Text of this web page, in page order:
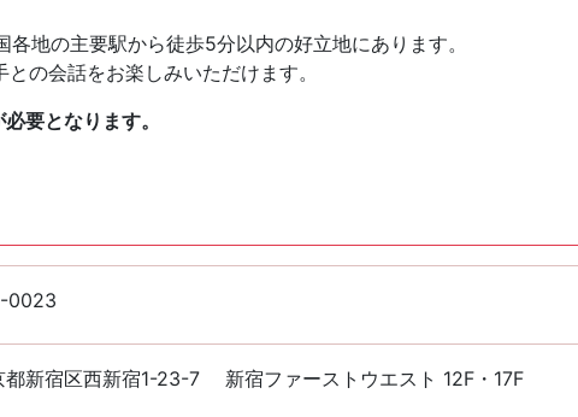
地の主要駅から徒歩5分以内の好立地にあります。
の会話をお楽しみいただけます。
要となります。
0023
都新宿区西新宿1-23-7 新宿ファーストウエスト 12F・17F